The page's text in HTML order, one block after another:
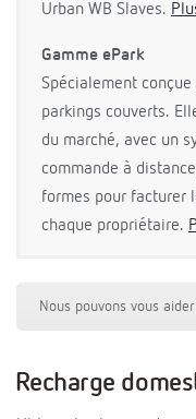
Urban WB Slaves.
Gamme ePark
Spécialement
parkings couverts.
du marché, avec un
commande à
formes pour facturer
chaque propriétaire.
Nous pouvons vous
Recharge